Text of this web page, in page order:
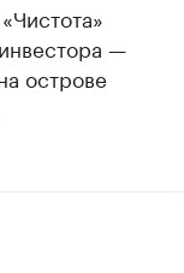
—
острове